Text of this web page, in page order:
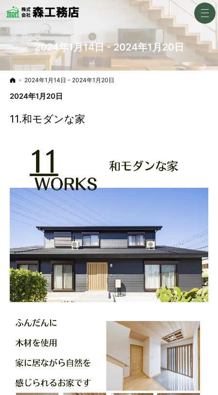
2024年1月14日 - 2024年1月20日
ホーム
2024年1月14日 - 2024年1月20日
2024年1月20日
11.和モダンな家